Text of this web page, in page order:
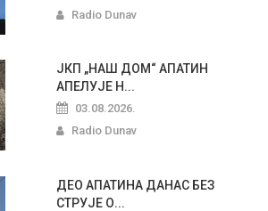
Radio Dunav
ЈКП „НАШ ДОМ“ АПАТИН
АПЕЛУЈЕ Н...
03.08.2026.
Radio Dunav
ДЕО АПАТИНА ДАНАС БЕЗ
СТРУЈЕ О...